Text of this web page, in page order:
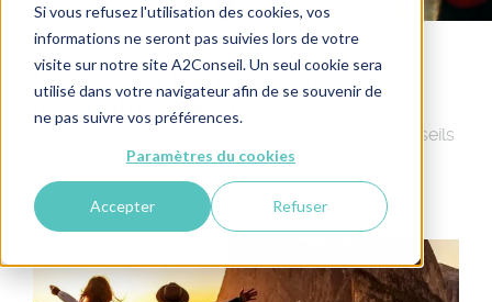
Si vous refusez l'utilisation des cookies, vos
informations ne seront pas suivies lors de votre
visite sur notre site A2Conseil. Un seul cookie sera
utilisé dans votre navigateur afin de se souvenir de
ne pas suivre vos préférences.
Paramètres du cookies
Accepter Refuser
Les caps à franchir dans la
rencontre amoureuse
Conseils
Rencontre
Conseils pour Lui
Happiness Coaching